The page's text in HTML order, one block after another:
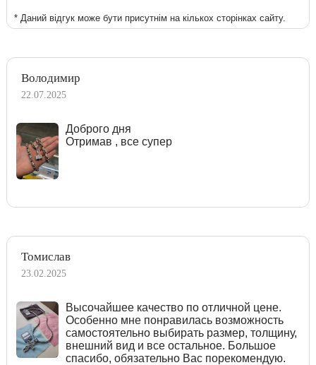
* Даний відгук може бути присутнім на кількох сторінках сайту.
Володимир
22.07.2025
Доброго дня
Отримав , все супер
Томислав
23.02.2025
Высочайшее качество по отличной цене.
Особенно мне понравилась возможность
самостоятельно выбирать размер, толщину,
внешний вид и все остальное. Большое
спасибо, обязательно Вас порекомендую.